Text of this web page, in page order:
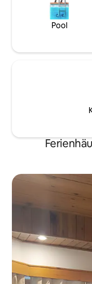
eigenen Zelte zum
mehr zu erkunden, wie
Pool